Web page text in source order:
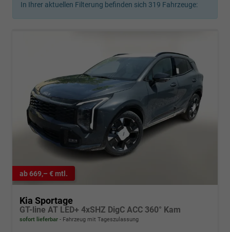
In Ihrer aktuellen Filterung befinden sich 319 Fahrzeuge:
ab 669,– € mtl.
Kia Sportage
GT-line AT LED+ 4xSHZ DigC ACC 360° Kam
sofort lieferbar Fahrzeug mit Tageszulassung